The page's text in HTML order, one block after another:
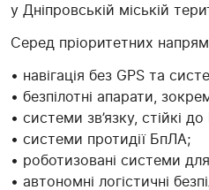
у Дніпровській міській
Серед пріоритетних
• навігація без GPS та
• безпілотні апарати,
• системи зв’язку, стійкі
• системи протидії БпЛА;
• роботизовані системи
• автономні логістичні